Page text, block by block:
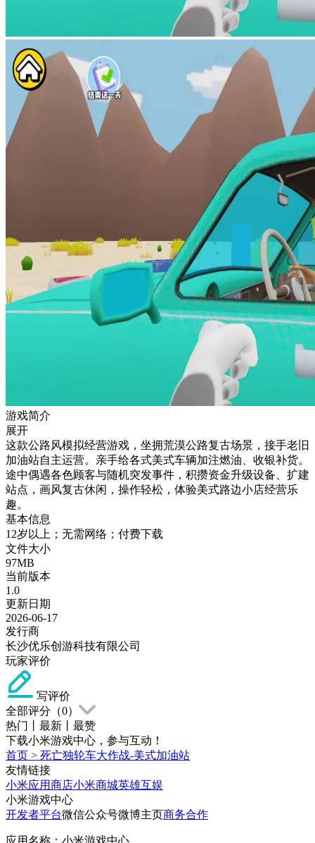
游戏简介
展开
这款公路风模拟经营游戏，坐拥荒漠公路复古场景，接手老旧
加油站自主运营。亲手给各式美式车辆加注燃油、收银补货。
途中偶遇各色顾客与随机突发事件，积攒资金升级设备、扩建
站点，画风复古休闲，操作轻松，体验美式路边小店经营乐
趣。
基本信息
12岁以上；无需网络；付费下载
文件大小
97MB
当前版本
1.0
更新日期
2026-06-17
发行商
长沙优乐创游科技有限公司
玩家评价
写评价
全部评分（0）
热门
最新
最赞
下载小米游戏中心，参与互动！
首页 > 死亡独轮车大作战-美式加油站
友情链接
小米应用商店小米商城英雄互娱
小米游戏中心
开发者平台微信公众号微博主页商务合作
应用名称：小米游戏中心